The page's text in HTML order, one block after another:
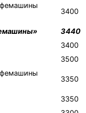
3400
3440
3400
3500
3350
3350